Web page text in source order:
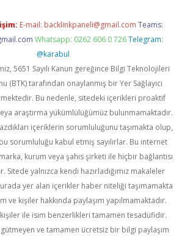
E-mail: backlinkpaneli@gmail.com Teams:
Whatsapp: 0262 606 0 726 Telegram:
@karabul
5651 Sayılı Kanun gereğince Bilgi Teknolojileri
(BTK) tarafından onaylanmış bir Yer Sağlayıcı
Bu nedenle, sitedeki içerikleri proaktif
araştırma yükümlülüğümüz bulunmamaktadır.
içeriklerin sorumluluğunu taşımakta olup,
sorumluluğu kabul etmiş sayılırlar. Bu internet
kurum veya şahıs şirketi ile hiçbir bağlantısı
Sitede yalnızca kendi hazırladığımız makaleler
yer alan içerikler haber niteliği taşımamakta
ve kişiler hakkında paylaşım yapılmamaktadır.
ile isim benzerlikleri tamamen tesadüfidir.
gütmeyen ve tamamen ücretsiz bir bilgi paylaşım